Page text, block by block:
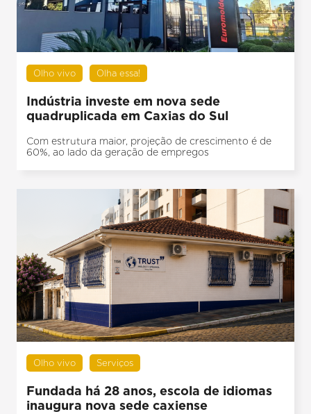
Olho vivo Olha essa!
Indústria investe em nova sede
quadruplicada em Caxias do Sul
Com estrutura maior, projeção de crescimento é de
60%, ao lado da geração de empregos
Olho vivo Serviços
Fundada há 28 anos, escola de idiomas
inaugura nova sede caxiense